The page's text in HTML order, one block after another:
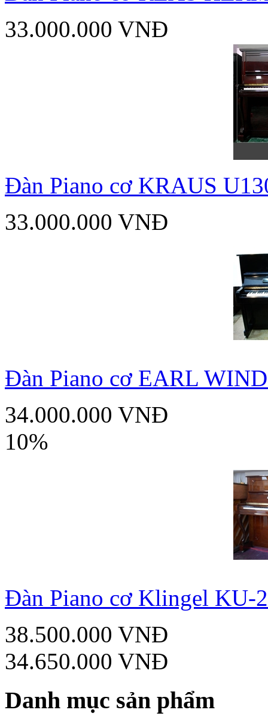
33.000.000 VNĐ
Đàn Piano cơ KRAUS
33.000.000 VNĐ
Đàn Piano cơ EARL
34.000.000 VNĐ
10%
Đàn Piano cơ Klingel KU-
38.500.000 VNĐ
34.650.000 VNĐ
Danh mục sản phẩm